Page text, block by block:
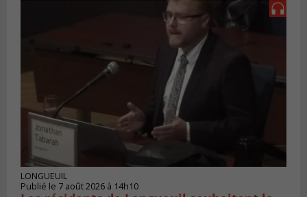
LONGUEUIL
Publié le 7 août 2026 à 14h10